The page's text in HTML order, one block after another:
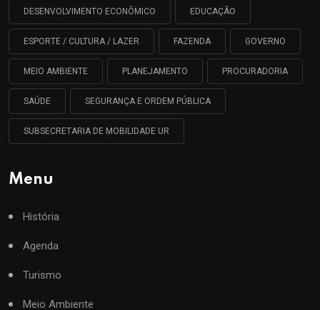
DESENVOLVIMENTO ECONÔMICO EDUCAÇÃO
ESPORTE / CULTURA / LAZER FAZENDA GOVERNO
MEIO AMBIENTE PLANEJAMENTO PROCURADORIA
SAÚDE SEGURANÇA E ORDEM PÚBLICA
SUBSECRETARIA DE MOBILIDADE UR
Menu
História
Agenda
Turismo
Meio Ambiente